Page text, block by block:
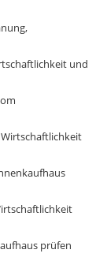
und
prüfen